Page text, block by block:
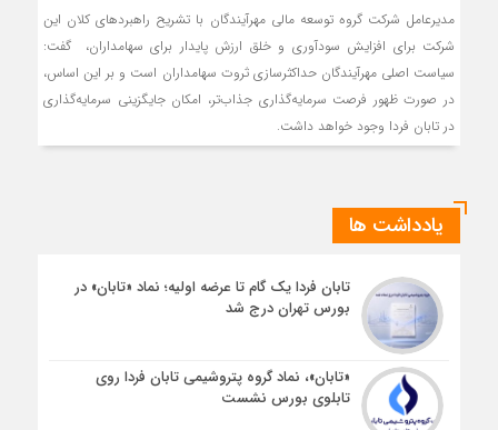
مدیرعامل شرکت گروه توسعه مالی مهرآیندگان با تشریح راهبردهای کلان این
شرکت برای افزایش سودآوری و خلق ارزش پایدار برای سهامداران، گفت:
سیاست اصلی مهرآیندگان حداکثرسازی ثروت سهامداران است و بر این اساس،
در صورت ظهور فرصت سرمایه‌گذاری جذاب‌تر، امکان جایگزینی سرمایه‌گذاری
در تابان فردا وجود خواهد داشت.
یادداشت ها
تابان فردا یک گام تا عرضه اولیه؛ نماد «تابان» در
بورس تهران درج شد
«تابان»، نماد گروه پتروشیمی تابان فردا روی
تابلوی بورس نشست